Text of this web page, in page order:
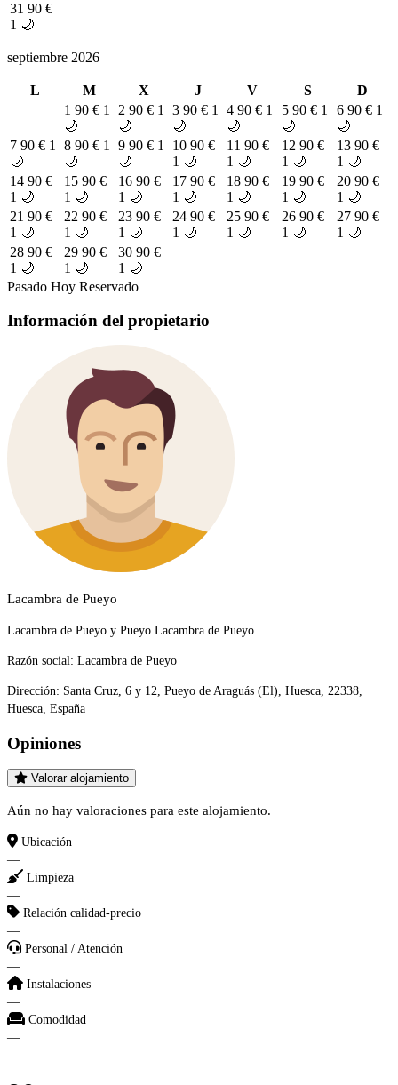
31 90 €
1 🌙
septiembre 2026
L M X J V S
D
1 90 € 1
🌙
2 90 € 1
🌙
3 90 € 1
🌙
4 90 € 1
🌙
5 90 € 1
🌙
6 90 € 1
🌙
7 90 € 1
🌙
8 90 € 1
🌙
9 90 € 1
🌙
10 90 €
1 🌙
11 90 €
1 🌙
12 90 €
1 🌙
13 90 €
1 🌙
14 90 €
1 🌙
15 90 €
1 🌙
16 90 €
1 🌙
17 90 €
1 🌙
18 90 €
1 🌙
19 90 €
1 🌙
20 90 €
1 🌙
21 90 €
1 🌙
22 90 €
1 🌙
23 90 €
1 🌙
24 90 €
1 🌙
25 90 €
1 🌙
26 90 €
1 🌙
27 90 €
1 🌙
28 90 €
1 🌙
29 90 €
1 🌙
30 90 €
1 🌙
Pasado Hoy Reservado
Información del propietario
Lacambra de Pueyo
Lacambra de Pueyo y Pueyo Lacambra de Pueyo
Razón social: Lacambra de Pueyo
Dirección: Santa Cruz, 6 y 12, Pueyo de Araguás (El), Huesca, 22338,
Huesca, España
Opiniones
Valorar alojamiento
Aún no hay valoraciones para este alojamiento.
Ubicación
—
Limpieza
—
Relación calidad-precio
—
Personal / Atención
—
Instalaciones
—
Comodidad
—